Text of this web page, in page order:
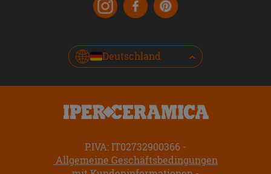
Deutschland
P.IVA: IT02732900366
Allgemeine Geschäftsbedingungen